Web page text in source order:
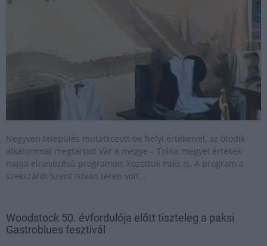
Negyven település mutatkozott be helyi értékeivel, az ötödik
alkalommal megtartott Vár a megye – Tolna megyei értékek
napja elnevezésű programon, közöttük Paks is. A program a
szekszárdi Szent István téren volt...
Woodstock 50. évfordulója előtt tiszteleg a paksi
Gastroblues fesztivál